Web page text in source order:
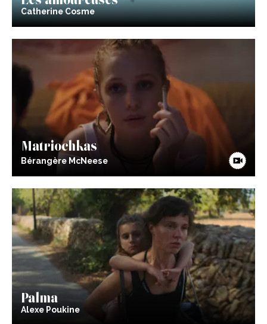
Catherine Cosme
Matriochkas
Bérangère McNeese
Palma
Alexe Poukine